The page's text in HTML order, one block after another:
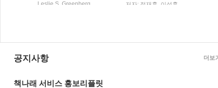
Leslie S. Greenberg
저자: 정재훈, 이성훈,
공지사항
책나래 서비스 홍보리플릿
더보